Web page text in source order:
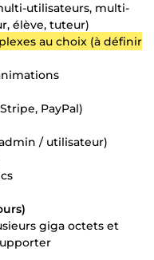
utilisateurs, multi-
élève, tuteur)
au choix (à définir
PayPal)
/ utilisateur)
giga octets et